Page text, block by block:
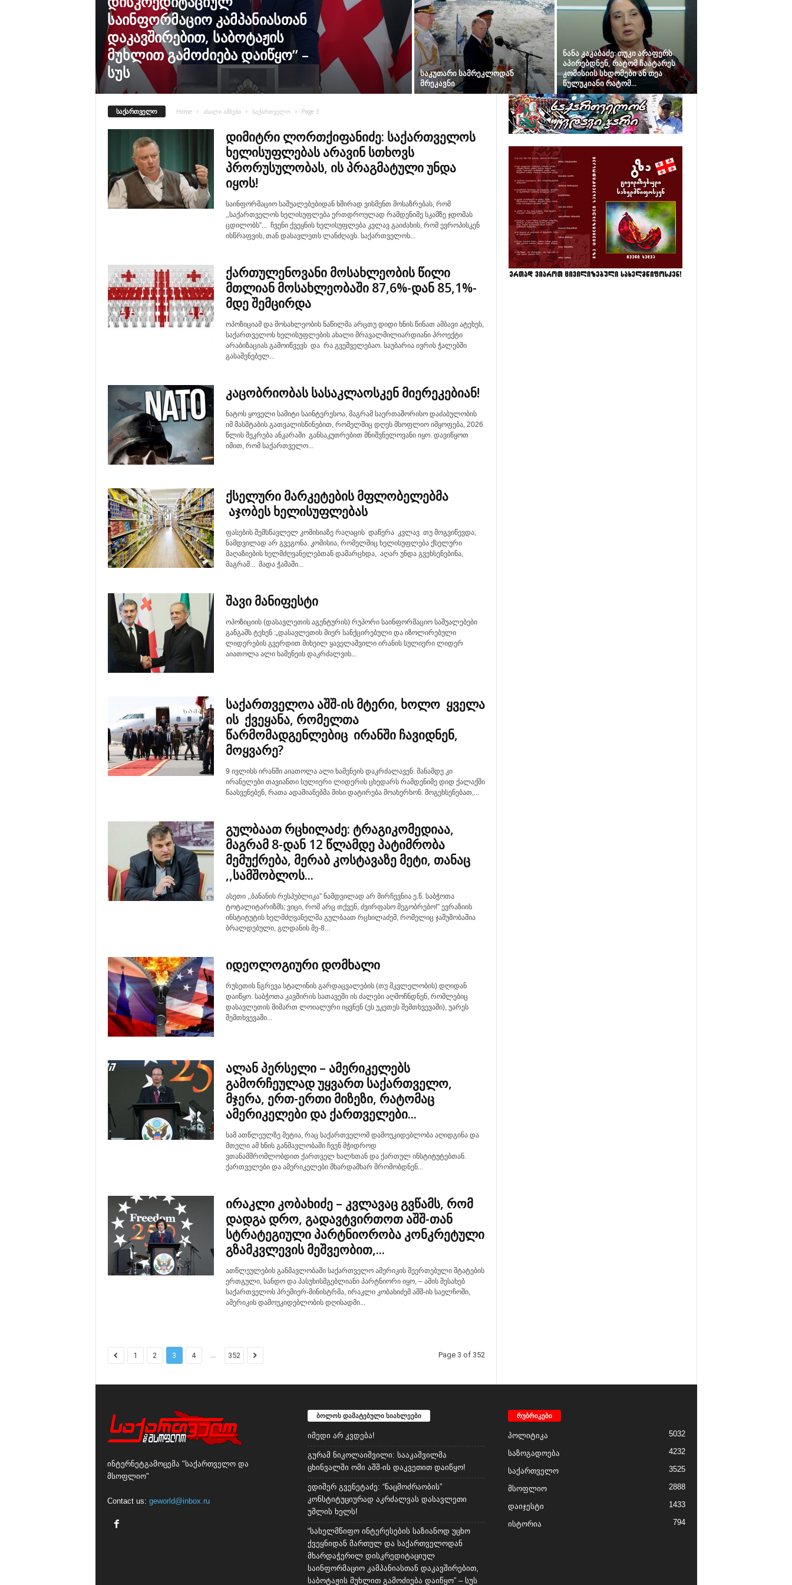
საინფორმაციო კამპანიასთან
დაკავშირებით, საბოტაჟის
მუხლით გამოძიება დაიწყო” –
სუს
საკუთარი სამრეკლოდან
მრეკავნი
ნანა კაკაბაძე: თუკი არაფერს
აპირებდნენ, რატომ ჩაატარეს
კომისიის სხდომები ან თეა
წულუკიანი რატომ...
ᲡᲐᲥᲐᲠᲗᲕᲔᲚᲝ Home ახალი ამბები საქართველო Page 3
დიმიტრი ლორთქიფანიძე: საქართველოს
ხელისუფლებას არავინ სთხოვს
პრორუსულობას, ის პრაგმატული უნდა
იყოს!
საინფორმაციო საშუალებებიდან ხშირად ვისმენთ მოსაზრებას, რომ
,,საქართველოს ხელისუფლება ერთდროულად რამდენიმე სკამზე ჯდომას
ცდილობს”... ჩვენი ქვეყნის ხელისუფლება კვლავ გაიძახის, რომ ევროპისკენ
ისწრაფვის, თან დასავლეთს ლანძღავს. საქართველოს...
ქართულენოვანი მოსახლეობის წილი
მთლიან მოსახლეობაში 87,6%-დან 85,1%-
მდე შემცირდა
ოპოზიციამ და მოსახლეობის ნაწილმა არცთუ დიდი ხნის წინათ ამბავი ატეხეს,
საქართველოს ხელისუფლების ახალი მრავალმილიარდიანი პროექტი
არაბიზაციას გამოიწვევს და რა გვეშველებაო. საუბარია ივრის ჭალებში
გასაშენებელ...
კაცობრიობას სასაკლაოსკენ მიერეკებიან!
ნატოს ყოველი სამიტი საინტერესოა, მაგრამ საერთაშორისო დაძაბულობის
იმ მასშტაბის გათვალისწინებით, რომელშიც დღეს მსოფლიო იმყოფება, 2026
წლის შეკრება ანკარაში განსაკუთრებით მნიშვნელოვანი იყო. დავიწყოთ
იმით, რომ საქართველო...
ქსელური მარკეტების მფლობელებმა
აჯობეს ხელისუფლებას
ფასების შემსწავლელ კომისიაზე რაღაცის დაწერა კვლავ თუ მოგვიწევდა,
ნამდვილად არ გვეგონა. კომისია, რომელშიც ხელისუფლება ქსელური
მაღაზიების ხელმძღვანელებთან დამარცხდა, აღარ უნდა გვეხსენებინა,
მაგრამ... მადა ჭამაში...
შავი მანიფესტი
ოპოზიციის (დასავლეთის აგენტურის) რუპორი საინფორმაციო საშუალებები
განგაშს ტეხენ :„დასავლეთის მიერ სანქცირებული და იზოლირებული
ლიდერების გვერდით მიხეილ ყაველაშვილი ირანის სულიერი ლიდერ
აიათოლა ალი ხამენეის დაკრძალვის...
საქართველოა აშშ-ის მტერი, ხოლო ყველა
ის ქვეყანა, რომელთა
წარმომადგენლებიც ირანში ჩავიდნენ,
მოყვარე?
9 ივლისს ირანში აიათოლა ალი ხამენეის დაკრძალავენ. მანამდე კი
ირანელები თავიანთი სულიერი ლიდერის ცხედარს რამდენიმე დიდ ქალაქში
წაასვენებენ, რათა ადამიანებმა მისი დატირება მოახერხონ. მოგეხსენებათ,...
გულბაათ რცხილაძე: ტრაგიკომედიაა,
მაგრამ 8-დან 12 წლამდე პატიმრობა
მემუქრება, მერაბ კოსტავაზე მეტი, თანაც
,,სამშობლოს...
ასეთი ,,ბანანის რესპუბლიკა” ნამდვილად არ მირჩევნია ე.წ. საბჭოთა
ტოტალიტარიზმს; ვიცი, რომ არც თქვენ, ძვირფასო მეგობრებო!” ევრაზიის
ინსტიტუტის ხელმძღვანელმა გულბაათ რცხილაძემ, რომელიც ჯაშუშობაშია
ბრალდებული, გლდანის მე-8...
იდეოლოგიური დომხალი
რუსეთის ნგრევა სტალინის გარდაცვალების (თუ მკვლელობის) დღიდან
დაიწყო. საბჭოთა კავშირის სათავეში ის ძალები აღმოჩნდნენ, რომლებიც
დასავლეთის მიმართ ლოიალური იყვნენ (ეს უკეთეს შემთხვევაში), უარეს
შემთხვევაში...
ალან პერსელი – ამერიკელებს
გამორჩეულად უყვართ საქართველო,
მჯერა, ერთ-ერთი მიზეზი, რატომაც
ამერიკელები და ქართველები...
სამ ათწლეულზე მეტია, რაც საქართველომ დამოუკიდებლობა აღიდგინა და
მთელი ამ ხნის განმავლობაში ჩვენ მჭიდროდ
ვთანამშრომლობდით ქართველ ხალხთან და ქართულ ინსტიტუტებთან.
ქართველები და ამერიკელები მხარდამხარ შრომობდნენ...
ირაკლი კობახიძე – კვლავაც გვწამს, რომ
დადგა დრო, გადავტვირთოთ აშშ-თან
სტრატეგიული პარტნიორობა კონკრეტული
გზამკვლევის მეშვეობით,...
ათწლეულების განმავლობაში საქართველო ამერიკის შეერთებული შტატების
ერთგული, სანდო და პასუხისმგებლიანი პარტნიორი იყო, – ამის შესახებ
საქართველოს პრემიერ-მინისტრმა, ირაკლი კობახიძემ აშშ-ის საელჩოში,
ამერიკის დამოუკიდებლობის დღისადმი...
1 2 3 4 ... 352 Page 3 of 352
ინტერნეტგამოცემა "საქართველო და
მსოფლიო"
Contact us: geworld@inbox.ru
ბოლოს დამატებული სიახლეები
იმედი არ კვდება!
გურამ ნიკოლაიშვილი: სააკაშვილმა
ცხინვალში ომი აშშ-ის დაკვეთით დაიწყო!
ედიშერ გვენეტაძე: “ნაცმოძრაობის”
კონსტიტუციურად აკრძალვას დასავლეთი
უშლის ხელს!
“სახელმწიფო ინტერესების საზიანოდ უცხო
ქვეყნიდან მართულ და საქართველოდან
მხარდაჭერილ დისკრედიტაციულ
საინფორმაციო კამპანიასთან დაკავშირებით,
საბოტაჟის მუხლით გამოძიება დაიწყო” – სუს
რუბრიკები
პოლიტიკა 5032
საზოგადოება 4232
საქართველო 3525
მსოფლიო 2888
დაიჯესტი 1433
ისტორია 794